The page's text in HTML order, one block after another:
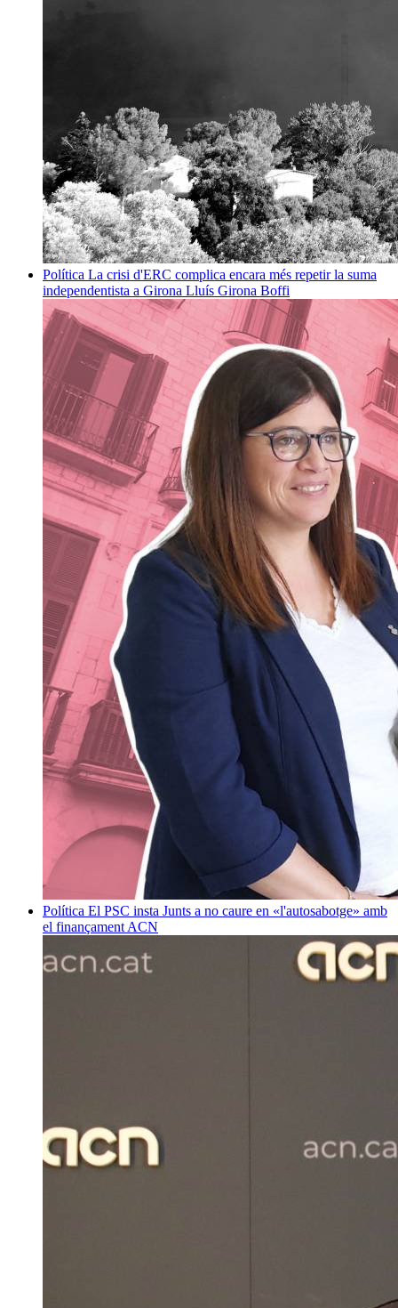
Política La crisi d'ERC complica encara més repetir la suma
independentista a Girona Lluís Girona Boffi
Política El PSC insta Junts a no caure en «l'autosabotge» amb
el finançament ACN